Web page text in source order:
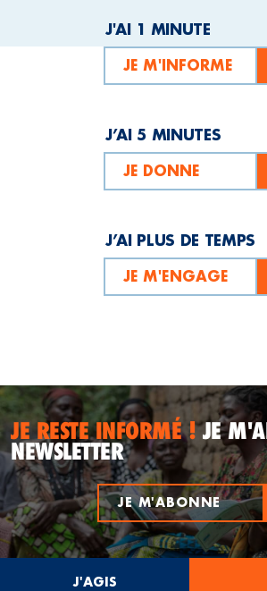
J'AI 1 MINUTE
JE M'INFORME
J’AI 5 MINUTES
JE DONNE
J’AI PLUS DE TEMPS
JE M'ENGAGE
JE RESTE INFORMÉ !JE
NEWSLETTER
JE M'ABONNE
J'AGIS